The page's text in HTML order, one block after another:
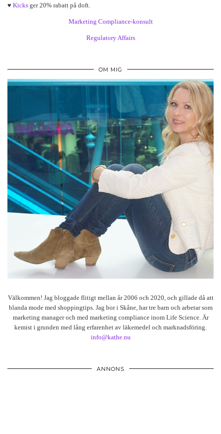
♥ Kicks ger 20% rabatt på doft.
Marketing Compliance-konsult
Regulatory Affairs
OM MIG
Välkommen! Jag bloggade flitigt mellan år 2006 och 2020, och gillade då att
blanda mode med shoppingtips. Jag bor i Skåne, har tre barn och arbetar som
marketing manager och med marketing compliance inom Life Science. Är
kemist i grunden med lång erfarenhet av läkemedel och marknadsföring.
info@kathe.nu
ANNONS